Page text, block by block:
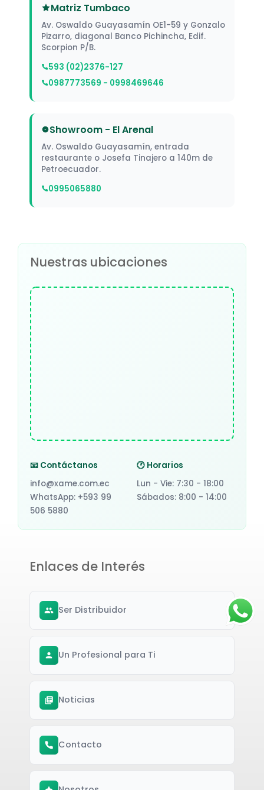
Matriz Tumbaco
Av. Oswaldo Guayasamín OE1-59 y Gonzalo
Pizarro, diagonal Banco Pichincha, Edif.
Scorpion P/B.
593 (02)2376-127
0987773569 - 0998469646
Showroom - El Arenal
Av. Oswaldo Guayasamín, entrada
restaurante o Josefa Tinajero a 140m de
Petroecuador.
0995065880
Nuestras ubicaciones
📧 Contáctanos
info@xame.com.ec
WhatsApp: +593 99
506 5880
🕐 Horarios
Lun - Vie: 7:30 - 18:00
Sábados: 8:00 - 14:00
Enlaces de Interés
Ser Distribuidor
Un Profesional para Ti
Noticias
Contacto